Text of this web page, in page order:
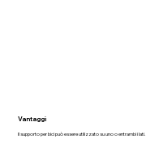
Vantaggi
Il supporto per bici può essere utilizzato su uno o entrambi i lati.